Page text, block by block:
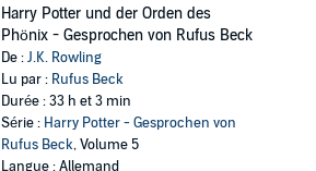
Harry Potter und der Orden des
Phönix - Gesprochen von Rufus Beck
De :J.K. Rowling
Lu par : Rufus Beck
Durée : 33 h et 3 min
Série : Harry Potter - Gesprochen von
Rufus Beck, Volume 5
Langue : Allemand